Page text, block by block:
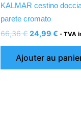
KALMAR cestino
parete cromato
66,36€24,99€ - TVA
Ajouter au